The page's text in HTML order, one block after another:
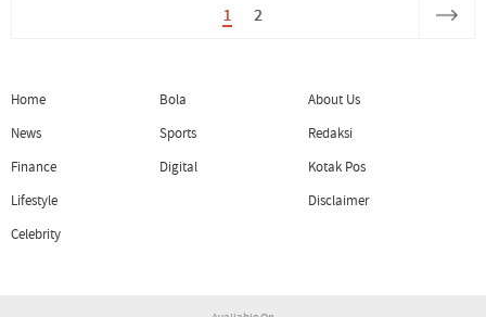
1 2
Home
News
Finance
Lifestyle
Celebrity
Bola
Sports
Digital
About Us
Redaksi
Kotak Pos
Disclaimer